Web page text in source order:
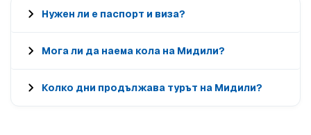
Нужен ли е паспорт и виза?
Мога ли да наема кола на Мидили?
Колко дни продължава турът на Мидили?